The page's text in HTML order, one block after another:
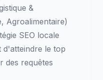
&
Agroalimentaire)
SEO locale
d'atteindre le top
des requêtes